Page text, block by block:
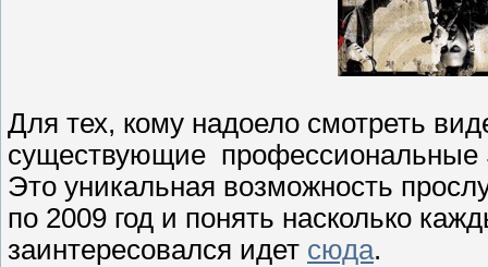
Для тех, кому надоело смотреть
существующие профессиональные
Это уникальная возможность
по 2009 год и понять насколько
заинтересовался идет сюда.